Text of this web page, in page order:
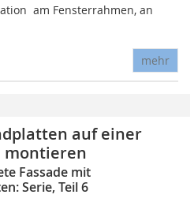
 am Fensterrahmen, an
mehr
auf einer
Fassade mit
Serie, Teil 6